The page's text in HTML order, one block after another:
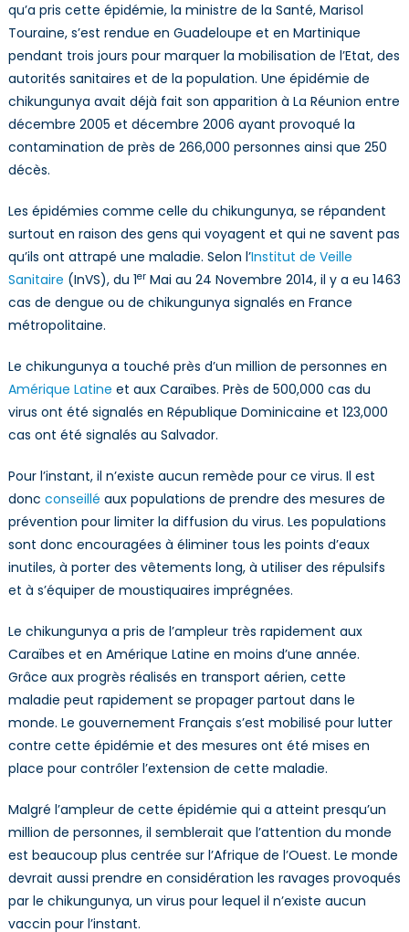
qu’a pris cette épidémie, la ministre de la Santé, Marisol
Touraine, s’est rendue en Guadeloupe et en Martinique
pendant trois jours pour marquer la mobilisation de l’Etat, des
autorités sanitaires et de la population. Une épidémie de
chikungunya avait déjà fait son apparition à La Réunion entre
décembre 2005 et décembre 2006 ayant provoqué la
contamination de près de 266,000 personnes ainsi que 250
décès.
Les épidémies comme celle du chikungunya, se répandent
surtout en raison des gens qui voyagent et qui ne savent pas
qu’ils ont attrapé une maladie. Selon l’Institut de Veille
Sanitaire (InVS), du 1erMai au 24 Novembre 2014, il y a eu 1463
cas de dengue ou de chikungunya signalés en France
métropolitaine.
Le chikungunya a touché près d’un million de personnes en
Amérique Latine et aux Caraïbes. Près de 500,000 cas du
virus ont été signalés en République Dominicaine et 123,000
cas ont été signalés au Salvador.
Pour l’instant, il n’existe aucun remède pour ce virus. Il est
donc conseillé aux populations de prendre des mesures de
prévention pour limiter la diffusion du virus. Les populations
sont donc encouragées à éliminer tous les points d’eaux
inutiles, à porter des vêtements long, à utiliser des répulsifs
et à s’équiper de moustiquaires imprégnées.
Le chikungunya a pris de l’ampleur très rapidement aux
Caraïbes et en Amérique Latine en moins d’une année.
Grâce aux progrès réalisés en transport aérien, cette
maladie peut rapidement se propager partout dans le
monde. Le gouvernement Français s’est mobilisé pour lutter
contre cette épidémie et des mesures ont été mises en
place pour contrôler l’extension de cette maladie.
Malgré l’ampleur de cette épidémie qui a atteint presqu’un
million de personnes, il semblerait que l’attention du monde
est beaucoup plus centrée sur l’Afrique de l’Ouest. Le monde
devrait aussi prendre en considération les ravages provoqués
par le chikungunya, un virus pour lequel il n’existe aucun
vaccin pour l’instant.